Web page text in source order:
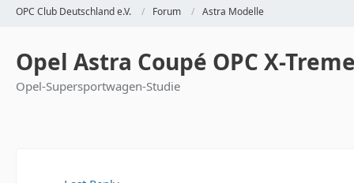
OPC Club Deutschland e.V. Forum Astra Modelle
Opel Astra Coupé OPC X-
Opel-Supersportwagen-Studie